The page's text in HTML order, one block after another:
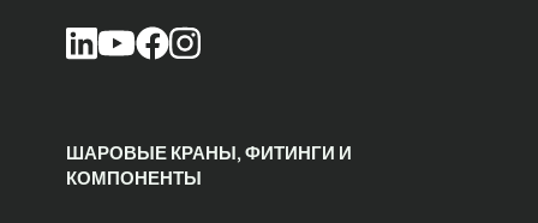
Открывается в новой вкладке
ШАРОВЫЕ КРАНЫ, ФИТИНГИ И
КОМПОНЕНТЫ